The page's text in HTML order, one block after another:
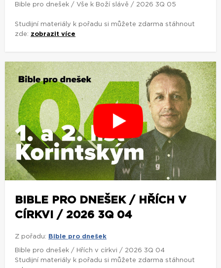
Bible pro dnešek / Vše k Boží slávě / 2026 3Q 05
Studijní materiály k pořadu si můžete zdarma stáhnout
zde: zobrazit více
BIBLE PRO DNEŠEK / HŘÍCH V
CÍRKVI / 2026 3Q 04
Z pořadu: Bible pro dnešek
Bible pro dnešek / Hřích v církvi / 2026 3Q 04
Studijní materiály k pořadu si můžete zdarma stáhnout